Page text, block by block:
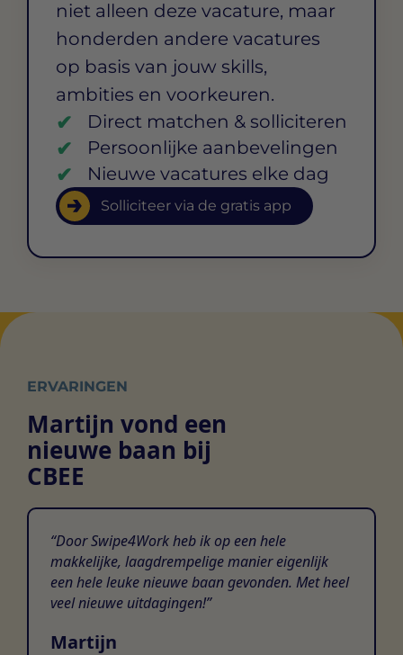
niet alleen deze vacature, maar
honderden andere vacatures
op basis van jouw skills,
ambities en voorkeuren.
Direct matchen & solliciteren
Persoonlijke aanbevelingen
Nieuwe vacatures elke dag
Solliciteer via de gratis app
ERVARINGEN
Martijn vond een
nieuwe baan bij
CBEE
Door Swipe4Work heb ik op een hele
makkelijke, laagdrempelige manier eigenlijk
een hele leuke nieuwe baan gevonden. Met heel
veel nieuwe uitdagingen!
Martijn